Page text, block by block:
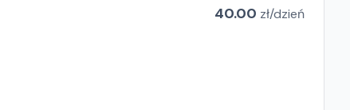
40.00 zł/dzień